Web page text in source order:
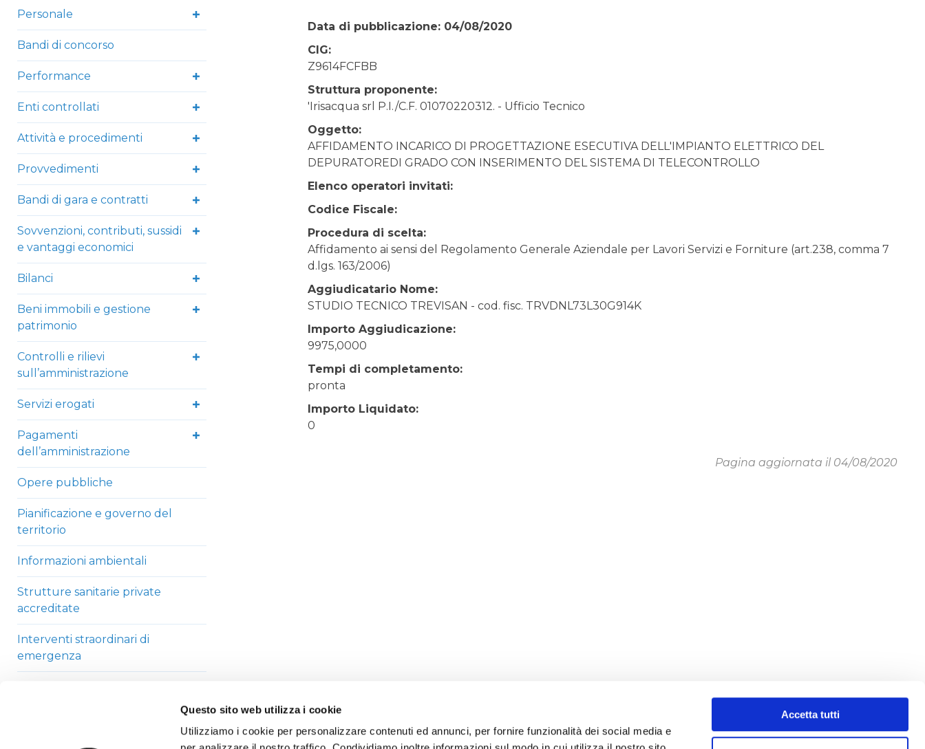
Questo sito web utilizza i cookie
Utilizziamo i cookie per personalizzare contenuti ed annunci, per fornire funzionalità dei social media e
Accetta tutti
Personale
Bandi di concorso
Performance
Enti controllati
Attività e procedimenti
Provvedimenti
Bandi di gara e contratti
Sovvenzioni, contributi, sussidi
e vantaggi economici
Bilanci
Beni immobili e gestione
patrimonio
Controlli e rilievi
sull’amministrazione
Servizi erogati
Pagamenti
dell’amministrazione
Opere pubbliche
Pianificazione e governo del
territorio
Informazioni ambientali
Strutture sanitarie private
accreditate
Interventi straordinari di
emergenza
Data di pubblicazione: 04/08/2020
CIG:
Z9614FCFBB
Struttura proponente:
'Irisacqua srl P.I./C.F. 01070220312. - Ufficio Tecnico
Oggetto:
AFFIDAMENTO INCARICO DI PROGETTAZIONE ESECUTIVA DELL'IMPIANTO ELETTRICO DEL
DEPURATOREDI GRADO CON INSERIMENTO DEL SISTEMA DI TELECONTROLLO
Elenco operatori invitati:
Codice Fiscale:
Procedura di scelta:
Affidamento ai sensi del Regolamento Generale Aziendale per Lavori Servizi e Forniture (art.238, comma 7
d.lgs. 163/2006)
Aggiudicatario Nome:
STUDIO TECNICO TREVISAN - cod. fisc. TRVDNL73L30G914K
Importo Aggiudicazione:
9975,0000
Tempi di completamento:
pronta
Importo Liquidato:
0
Pagina aggiornata il 04/08/2020